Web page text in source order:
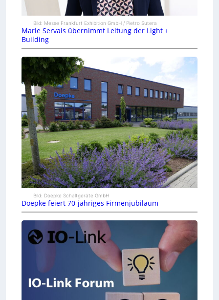
Bild: Messe Frankfurt Exhibition GmbH / Pietro Sutera
Marie Servais übernimmt Leitung der Light +
Building
Bild: Doepke Schaltgeräte GmbH
Doepke feiert 70-jähriges Firmenjubiläum